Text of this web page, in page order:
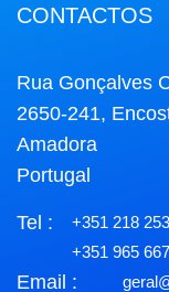
CONTACTOS
Rua Gonçalves
2650-241,
Amadora
Portugal
Tel :
+351 218
+351 965
Email :